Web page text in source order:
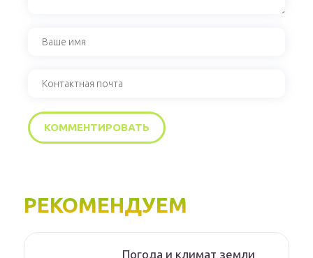
РЕКОМЕНДУЕМ
Погода и климат земли